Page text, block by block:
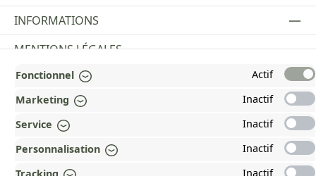
INFORMATIONS
MENTIONS LÉGALES
PAYMENT AND SHIPPING METHODS
RÉCOMPENSÉ ET CERTIFIÉ !
POURQUOI HEAD&NATURE ?
OUR COMMUNITIES
Fonctionnel
Actif
Marketing
Inactif
Service
Inactif
Personnalisation
Inactif
Inactif